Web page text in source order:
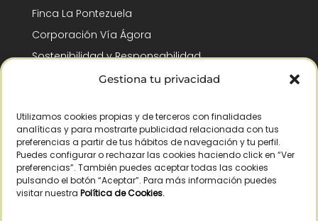
Gestiona tu privacidad
Utilizamos cookies propias y de terceros con finalidades
analíticas y para mostrarte publicidad relacionada con tus
preferencias a partir de tus hábitos de navegación y tu perfil.
Puedes configurar o rechazar las cookies haciendo click en “Ver
preferencias”. También puedes aceptar todas las cookies
pulsando el botón “Aceptar”. Para más información puedes
visitar nuestra Política de Cookies.
Finca La Pontezuela
Corporación Vía Ágora
Sostenibilidad y Responsabilidad
RSC y Fundación Gómez-Pintado
Reconocimientos